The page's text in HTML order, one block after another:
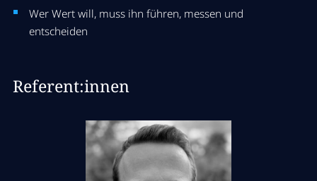
Wer Wert will, muss ihn führen, messen und
entscheiden
Referent:innen